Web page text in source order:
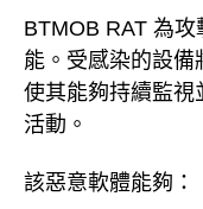
BTMOB RAT 為
能。受感染的設備
使其能夠持續監視
活動。
該惡意軟體能夠：